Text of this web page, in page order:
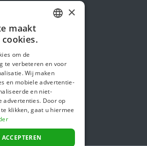
ENGLISH
×
maakt
om de
te verbeteren en voor
Wij maken
en mobiele advertentie-
en niet-
advertenties. Door op
klikken, gaat u hiermee